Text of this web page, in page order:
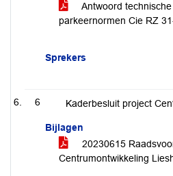
Antwoord
parkeernormen Cie RZ
Sprekers
6 Kaderbesluit project
Bijlagen
20230615
Centrumontwikkeling